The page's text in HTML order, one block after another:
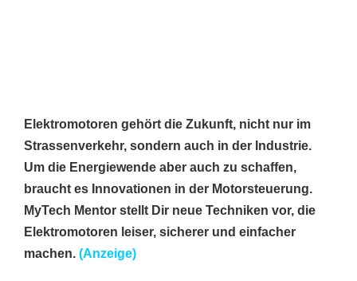
Elektromotoren gehört die Zukunft, nicht nur im
Strassenverkehr, sondern auch in der Industrie.
Um die Energiewende aber auch zu schaffen,
braucht es Innovationen in der Motorsteuerung.
MyTech Mentor stellt Dir neue Techniken vor, die
Elektromotoren leiser, sicherer und einfacher
machen. (Anzeige)